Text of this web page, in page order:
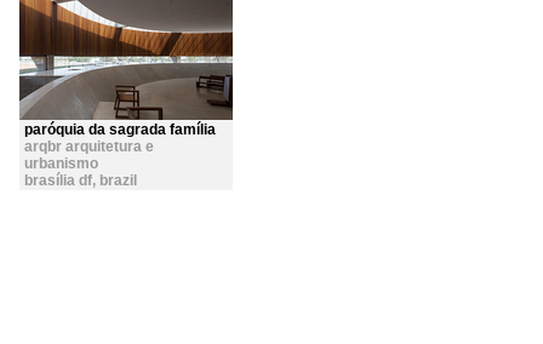
paróquia da sagrada família
arqbr arquitetura e
urbanismo
brasília df, brazil